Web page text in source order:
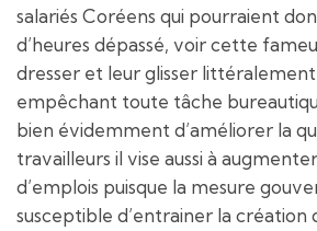
salariés Coréens qui pourraient
d’heures dépassé, voir cette
dresser et leur glisser littéralement
empêchant toute tâche
bien évidemment d’améliorer la
travailleurs il vise aussi à
d’emplois puisque la mesure
susceptible d’entrainer la création